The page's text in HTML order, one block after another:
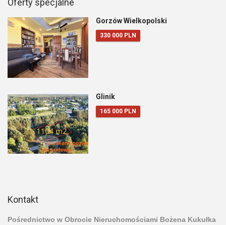
Oferty specjalne
Gorzów Wielkopolski
330 000 PLN
Glinik
165 000 PLN
Kontakt
Pośrednictwo w Obrocie Nieruchomościami Bożena Kukułka